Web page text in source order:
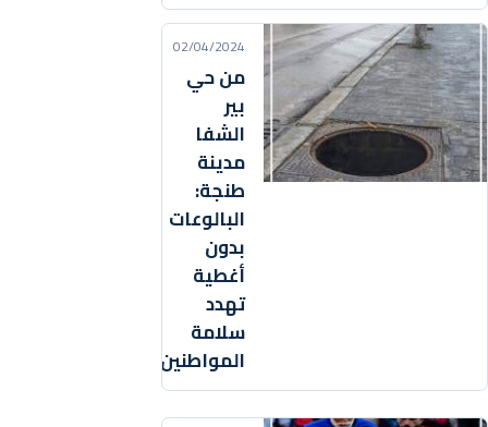
02/04/2024
من حي
بير
الشفا
مدينة
طنجة:
البالوعات
بدون
أغطية
تهدد
سلامة
المواطنين